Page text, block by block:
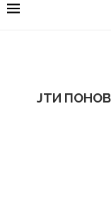
ЈТИ